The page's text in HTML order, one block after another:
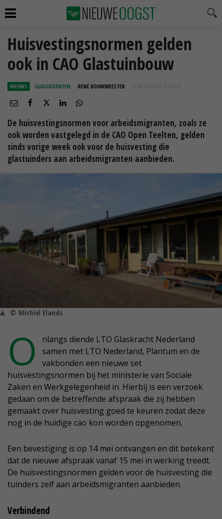
Huisvestingsnormen gelden
ook in CAO Glastuinbouw
NIEUWS GLASGROENTEN RENÉ BOUWMEESTER 23 MEI 2018 OM 12:16
De huisvestingsnormen voor arbeidsmigranten, zoals ze
ook worden vastgelegd in de CAO Open Teelten, gelden
sinds vorige week ook voor de huisvesting die
glastuinders aan arbeidsmigranten aanbieden.
© Michiel Elands
O
nlangs diende LTO Glaskracht Nederland
samen met LTO Nederland, Plantum en de
vakbonden een nieuwe set
huisvestingsnormen bij het ministerie van Sociale
Zaken en Werkgelegenheid in. Hierbij is een verzoek
gedaan om de betreffende afspraak die zij hebben
gemaakt over huisvesting goed te keuren zodat deze
nog in de huidige cao kon worden opgenomen.
Een bevestiging is op 14 mei ontvangen en dit betekent
dat de nieuwe afspraak vanaf 15 mei in werking treedt.
De huisvestingsnormen gelden voor de huisvesting die
tuinders zelf aan arbeidsmigranten aanbieden.
Verbindend